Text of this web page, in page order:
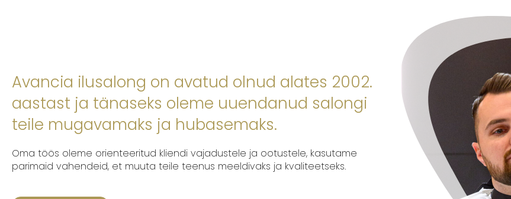
Avancia ilusalong on avatud olnud alates 2002.
aastast ja tänaseks oleme uuendanud salongi
teile mugavamaks ja hubasemaks.
Oma töös oleme orienteeritud kliendi vajadustele ja ootustele, kasutame
parimaid vahendeid, et muuta teile teenus meeldivaks ja kvaliteetseks.